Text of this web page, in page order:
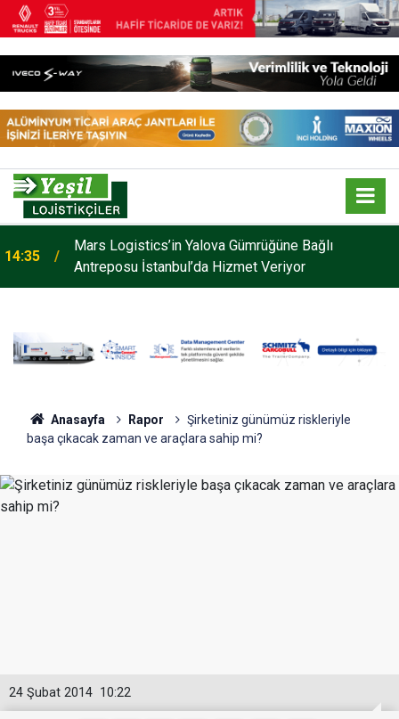
14:35
Mars Logistics’in Yalova Gümrüğüne Bağlı
Antreposu İstanbul’da Hizmet Veriyor
Anasayfa Rapor
Şirketiniz günümüz riskleriyle
başa çıkacak zaman ve araçlara sahip mi?
10:22
24 Şubat 2014